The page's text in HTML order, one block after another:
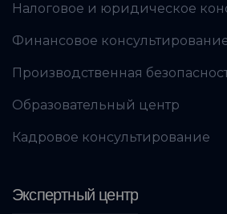
Налоговое и юридическое
Финансовое
Производственная
Образовательный центр
Кадровое консультирование
Экспертный центр